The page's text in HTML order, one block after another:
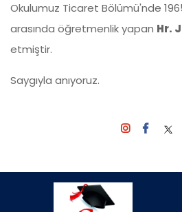
Okulumuz Ticaret Bölümü'nde
arasında öğretmenlik yapan Hr.
etmiştir.
Saygıyla anıyoruz.